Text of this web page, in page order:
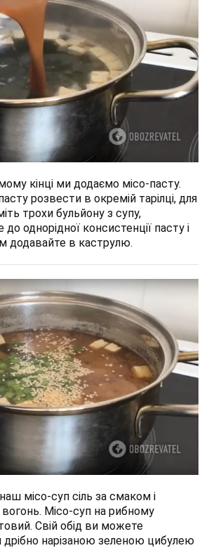
кінці ми додаємо місо-пасту.
розвести в окремій тарілці, для
трохи бульйону з супу,
однорідної консистенції пасту і
додавайте в каструлю.
місо-суп сіль за смаком і
Місо-суп на рибному
Свій обід ви можете
дрібно нарізаною зеленою цибулею